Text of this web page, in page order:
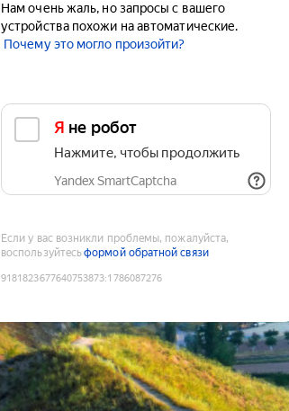
Нам очень жаль, но запросы с вашего
устройства похожи на автоматические.
Почему это могло произойти?
Я не робот
Нажмите, чтобы продолжить
Yandex SmartCaptcha
Если у вас возникли проблемы, пожалуйста,
воспользуйтесьформой обратной связи
9181823677640753873:1786087276